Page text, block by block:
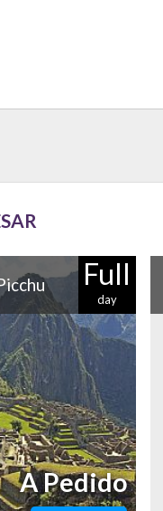
Full
day
de las Nuevas 7
Moderno, además
la Humanidad. Con
A Pedido